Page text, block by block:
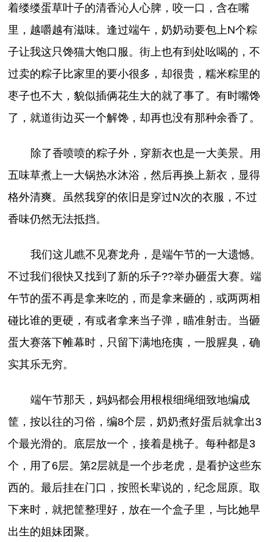
着缕缕蛋草叶子的清香沁人心脾，咬一口，含在嘴
里，越嚼越有滋味。逢过端午，奶奶动要包上N个粽
子让我这只馋猫大饱口服。街上也有到处吆喝的，不
过卖的粽子比家里的要小很多，却很贵，糯米粽里的
枣子也不大，貌似插俩花生大的就了事了。有时嘴馋
了，就道街边买一个解馋，却再也没有那种余香了。
除了香喷喷的粽子外，穿新衣也是一大美景。用
五味草煮上一大锅热水沐浴，然后再换上新衣，显得
格外清爽。虽然我穿的依旧是穿过N次的衣服，不过
香味仍然无法抵挡。
我们这儿瞧不见赛龙舟，是端午节的一大遗憾。
不过我们很快又找到了新的乐子??举办砸蛋大赛。端
午节的蛋不再是拿来吃的，而是拿来砸的，或两两相
碰比谁的更硬，有或者拿来当子弹，瞄准射击。当砸
蛋大赛落下帷幕时，只留下满地疮痍，一股腥臭，确
实其乐无穷。
端午节那天，妈妈都会用根根细绳细致地编成
筐，按以往的习俗，编8个层，奶奶煮好蛋后就拿出3
个最光滑的。底层放一个，接着是桃子。每种都是3
个，用了6层。第2层就是一个步老虎，是看护这些东
西的。最后挂在门口，按照长辈说的，纪念屈原。取
下来时，就把筐整理好，放在一个盒子里，与比她早
出生的姐妹团聚。